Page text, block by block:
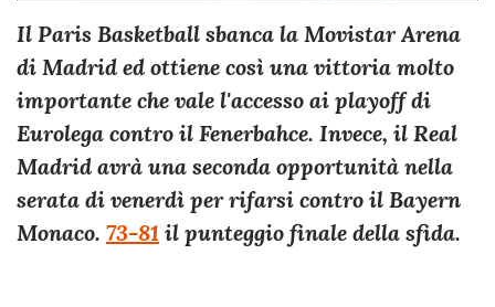
Il Paris Basketball sbanca la Movistar Arena
di Madrid ed ottiene così una vittoria molto
importante che vale l'accesso ai playoff di
Eurolega contro il Fenerbahce. Invece, il Real
Madrid avrà una seconda opportunità nella
serata di venerdì per rifarsi contro il Bayern
Monaco. 73-81 il punteggio finale della sfida.